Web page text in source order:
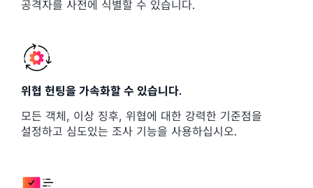
공격자를 사전에 식별할 수 있습니다.
위협 헌팅을 가속화할 수 있습니다.
모든 객체, 이상 징후, 위협에 대한 강력한 기준점을
설정하고 심도있는 조사 기능을 사용하십시오.